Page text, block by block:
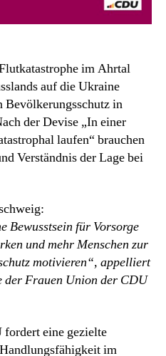
im Ahrtal
auf die Ukraine
Bevölkerungsschutz in
der Devise „In einer
laufen“ brauchen
Verständnis der Lage bei
Bewusstsein für Vorsorge
und mehr Menschen zur
motivieren“, appelliert
der Frauen Union der CDU
eine gezielte
im